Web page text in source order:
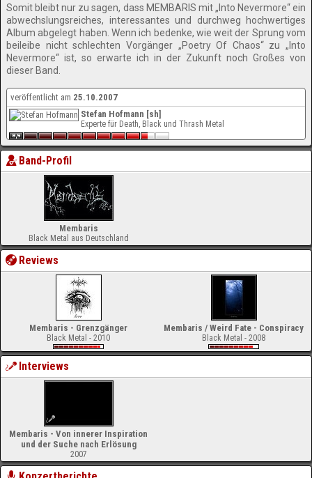
Somit bleibt nur zu sagen, dass MEMBARIS mit „Into Nevermore“ ein
abwechslungsreiches, interessantes und durchweg hochwertiges
Album abgelegt haben. Wenn ich bedenke, wie weit der Sprung vom
beileibe nicht schlechten Vorgänger „Poetry Of Chaos“ zu „Into
Nevermore“ ist, so erwarte ich in der Zukunft noch Großes von
dieser Band.
veröffentlicht am 25.10.2007
Stefan Hofmann [sh]
Experte für Death, Black und Thrash Metal
Band-Profil
Membaris
Black Metal aus Deutschland
Reviews
Membaris - Grenzgänger
Black Metal - 2010
Membaris / Weird Fate - Conspiracy
Black Metal - 2008
Interviews
Membaris - Von innerer Inspiration
und der Suche nach Erlösung
2007